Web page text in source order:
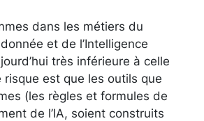
dans les métiers du
et de l’Intelligence
très inférieure à celle
risque est que les outils que
(les règles et formules de
de l’IA, soient construits